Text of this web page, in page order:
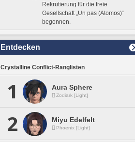
Rekrutierung für die freie
Gesellschaft „Un pas (Atomos)“
begonnen.
Entdecken
Crystalline Conflict-Ranglisten
1 Aura Sphere
Zodiark [Light]
2 Miyu Edelfelt
Phoenix [Light]